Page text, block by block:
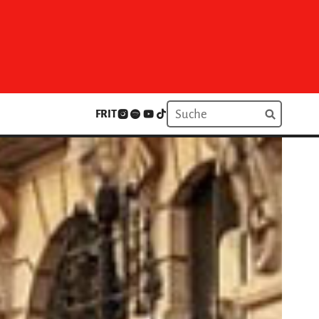
FRIT